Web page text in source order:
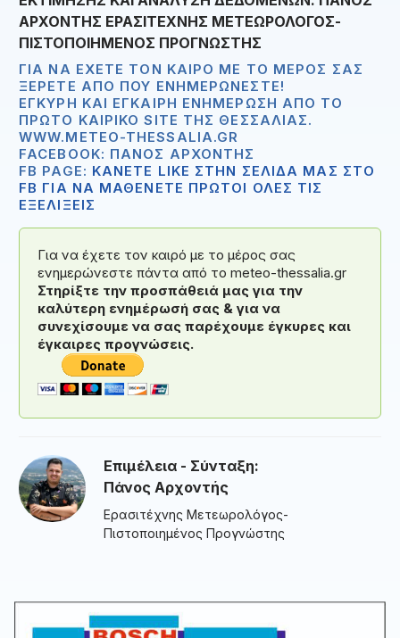
ΑΡΧΟΝΤΗΣ ΕΡΑΣΙΤΕΧΝΗΣ ΜΕΤΕΩΡΟΛΟΓΟΣ-
ΠΙΣΤΟΠΟΙΗΜΕΝΟΣ ΠΡΟΓΝΩΣΤΗΣ
ΓΙΑ ΝΑ ΈΧΕΤΕ ΤΟΝ ΚΑΙΡΌ ΜΕ ΤΟ ΜΈΡΟΣ ΣΑΣ
ΞΈΡΕΤΕ ΑΠΟ ΠΟΥ ΕΝΗΜΕΡΏΝΕΣΤΕ!
ΈΓΚΥΡΗ ΚΑΙ ΈΓΚΑΙΡΗ ΕΝΗΜΈΡΩΣΗ ΑΠΟ ΤΟ
ΠΡΏΤΟ ΚΑΙΡΙΚΌ SITE ΤΗΣ ΘΕΣΣΑΛΊΑΣ.
WWW.METEO-THESSALIA.GR
FACEBOOK: ΠΆΝΟΣ ΑΡΧΟΝΤΉΣ
FB PAGE: ΚΑΝΕΤΕ LIKE ΣΤΗΝ ΣΕΛΙΔΑ ΜΑΣ ΣΤΟ
FB ΓΙΑ ΝΑ ΜΑΘΕΝΕΤΕ ΠΡΩΤΟΙ ΟΛΕΣ ΤΙΣ
ΕΞΕΛΙΞΕΙΣ
Για να έχετε τον καιρό με το μέρος σας
ενημερώνεστε πάντα από το meteo-thessalia.gr
Στηρίξτε την προσπάθειά μας για την
καλύτερη ενημέρωσή σας & για να
συνεχίσουμε να σας παρέχουμε έγκυρες και
έγκαιρες προγνώσεις.
Επιμέλεια - Σύνταξη:
Πάνος Αρχοντής
Ερασιτέχνης Μετεωρολόγος-
Πιστοποιημένος Προγνώστης